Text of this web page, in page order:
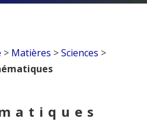
> Matières >Sciences >